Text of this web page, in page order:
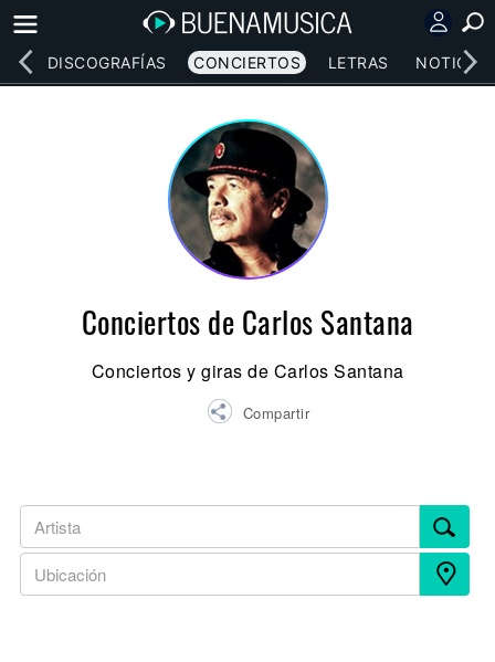
DISCOGRAFÍAS CONCIERTOS LETRAS NOTICIAS
Conciertos de Carlos Santana
Conciertos y giras de Carlos Santana
Compartir